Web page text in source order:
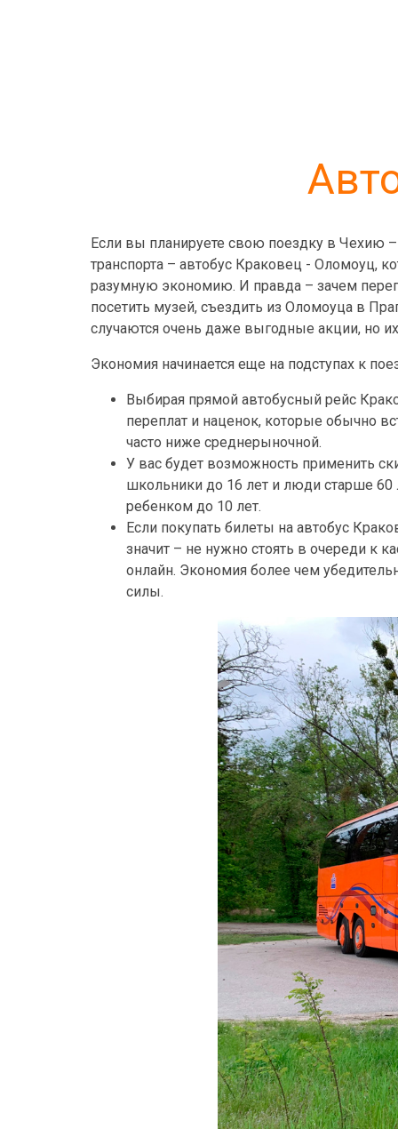
Если вы планируете свою поездку в Чехию –
транспорта – автобус Краковец - Оломоуц,
разумную экономию. И правда – зачем
посетить музей, съездить из Оломоуца в
случаются очень даже выгодные акции, но
Экономия начинается еще на подступах к
Выбирая прямой автобусный рейс
переплат и наценок, которые обычно
часто ниже среднерыночной.
У вас будет возможность применить
школьники до 16 лет и люди старше 60
ребенком до 10 лет.
Если покупать билеты на автобус
значит – не нужно стоять в очереди к
онлайн. Экономия более чем
силы.